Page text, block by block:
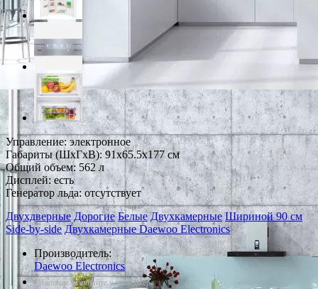
Управление: электронное
Габариты (ШxГxВ): 91x65.5x177 см
Общий объем: 562 л
Дисплей: есть
Генератор льда: отсутствует
Двухдверные Дорогие Белые Двухкамерные Шириной 90 см
Side-by-side Двухкамерные Daewoo Electronics
Производитель:
Daewoo Electronics
*Наличие уточняйте у менеджера